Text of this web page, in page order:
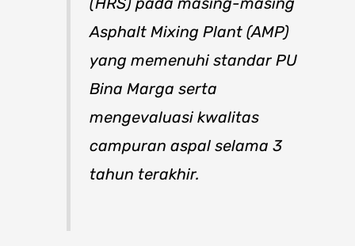
Asphalt Mixing Plant (AMP)
yang memenuhi standar PU
Bina Marga serta
mengevaluasi kwalitas
campuran aspal selama 3
tahun terakhir.